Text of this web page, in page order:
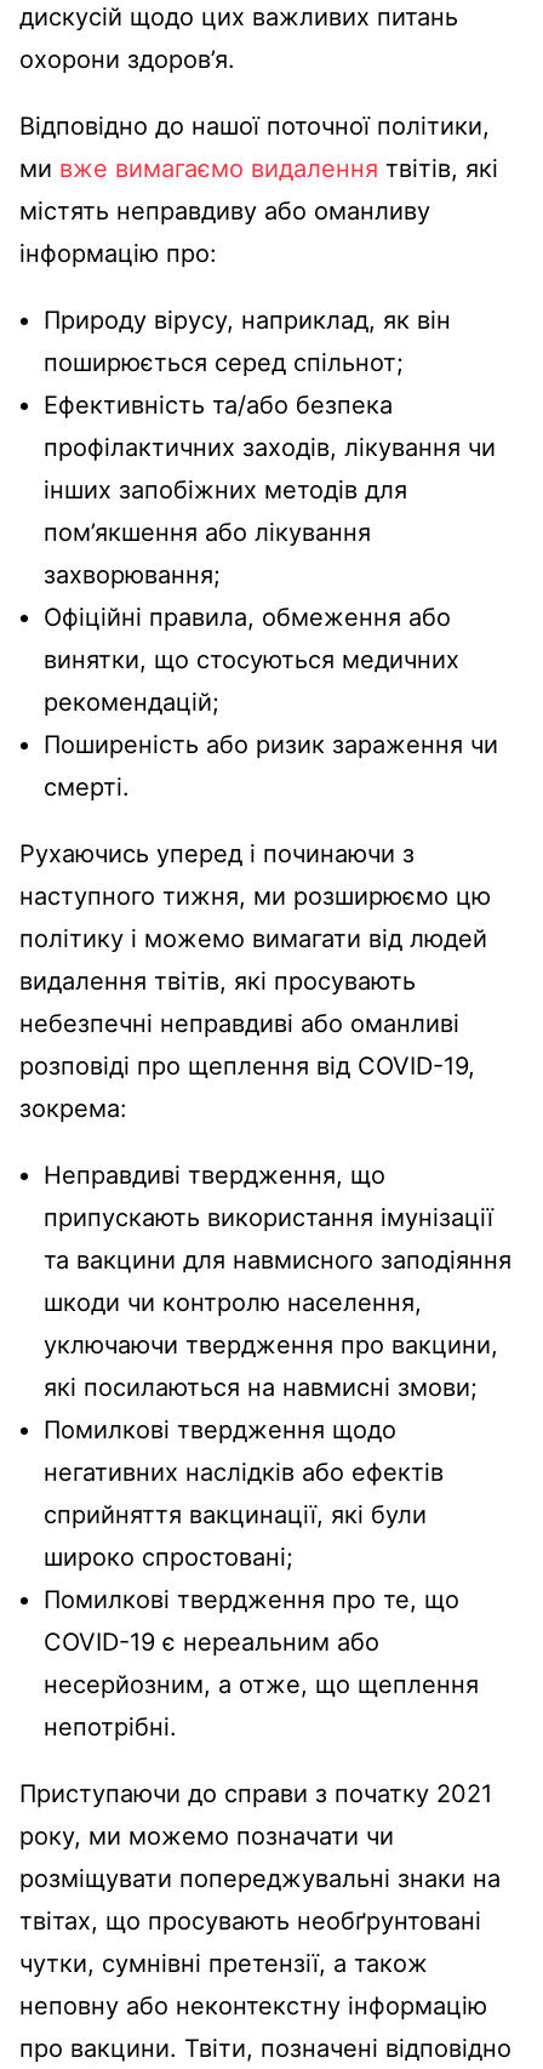
дискусій щодо цих важливих питань
охорони здоров’я.
Відповідно до нашої поточної політики,
ми вже вимагаємо видалення твітів, які
містять неправдиву або оманливу
інформацію про:
Природу вірусу, наприклад, як він
поширюється серед спільнот;
Ефективність та/або безпека
профілактичних заходів, лікування чи
інших запобіжних методів для
пом’якшення або лікування
захворювання;
Офіційні правила, обмеження або
винятки, що стосуються медичних
рекомендацій;
Поширеність або ризик зараження чи
смерті.
Рухаючись уперед і починаючи з
наступного тижня, ми розширюємо цю
політику і можемо вимагати від людей
видалення твітів, які просувають
небезпечні неправдиві або оманливі
розповіді про щеплення від COVID-19,
зокрема:
Неправдиві твердження, що
припускають використання імунізації
та вакцини для навмисного заподіяння
шкоди чи контролю населення,
уключаючи твердження про вакцини,
які посилаються на навмисні ​​змови;
Помилкові твердження щодо
негативних наслідків або ефектів
сприйняття вакцинації, які були
широко спростовані;
Помилкові твердження про те, що
COVID-19 є нереальним або
несерйозним, а отже, що щеплення
непотрібні.
Приступаючи до справи з початку 2021
року, ми можемо позначати чи
розміщувати попереджувальні знаки на
твітах, що просувають необґрунтовані
чутки, сумнівні претензії, а також
неповну або неконтекстну інформацію
про вакцини. Твіти, позначені відповідно